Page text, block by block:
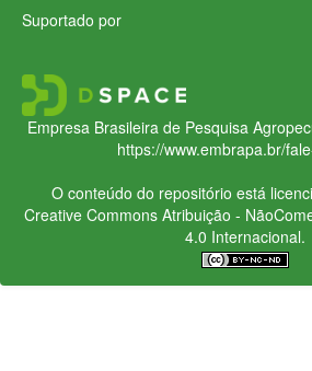
Suportado por
Empresa Brasileira de Pesquisa
https://www.embrapa.br/
O conteúdo do repositório está
Creative CommonsAtribuição -
4.0 Internacional.